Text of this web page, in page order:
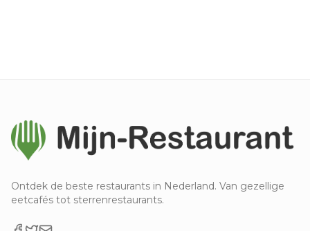
Ontdek de beste restaurants in Nederland. Van gezellige
eetcafés tot sterrenrestaurants.